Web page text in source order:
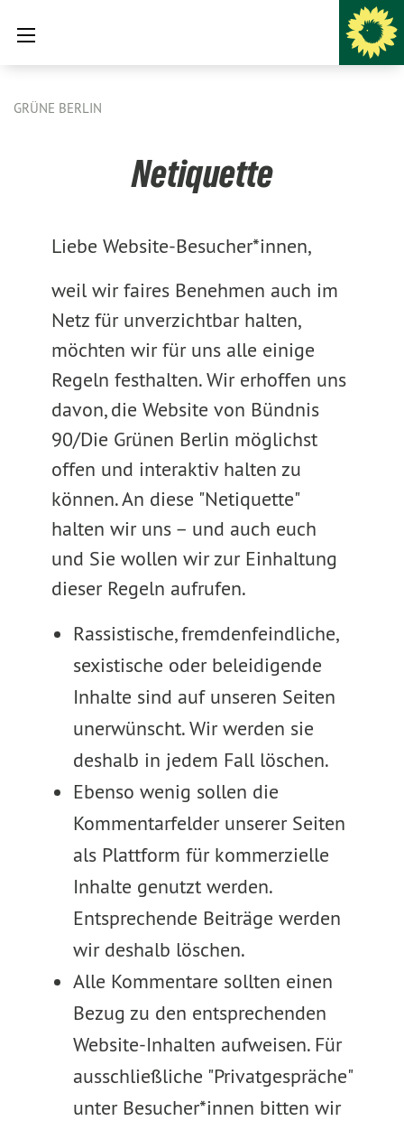
GRÜNE BERLIN
Netiquette
Liebe Website-Besucher*innen,
weil wir faires Benehmen auch im
Netz für unverzichtbar halten,
möchten wir für uns alle einige
Regeln festhalten. Wir erhoffen uns
davon, die Website von Bündnis
90/Die Grünen Berlin möglichst
offen und interaktiv halten zu
können. An diese "Netiquette"
halten wir uns – und auch euch
und Sie wollen wir zur Einhaltung
dieser Regeln aufrufen.
Rassistische, fremdenfeindliche,
sexistische oder beleidigende
Inhalte sind auf unseren Seiten
unerwünscht. Wir werden sie
deshalb in jedem Fall löschen.
Ebenso wenig sollen die
Kommentarfelder unserer Seiten
als Plattform für kommerzielle
Inhalte genutzt werden.
Entsprechende Beiträge werden
wir deshalb löschen.
Alle Kommentare sollten einen
Bezug zu den entsprechenden
Website-Inhalten aufweisen. Für
ausschließliche "Privatgespräche"
unter Besucher*innen bitten wir